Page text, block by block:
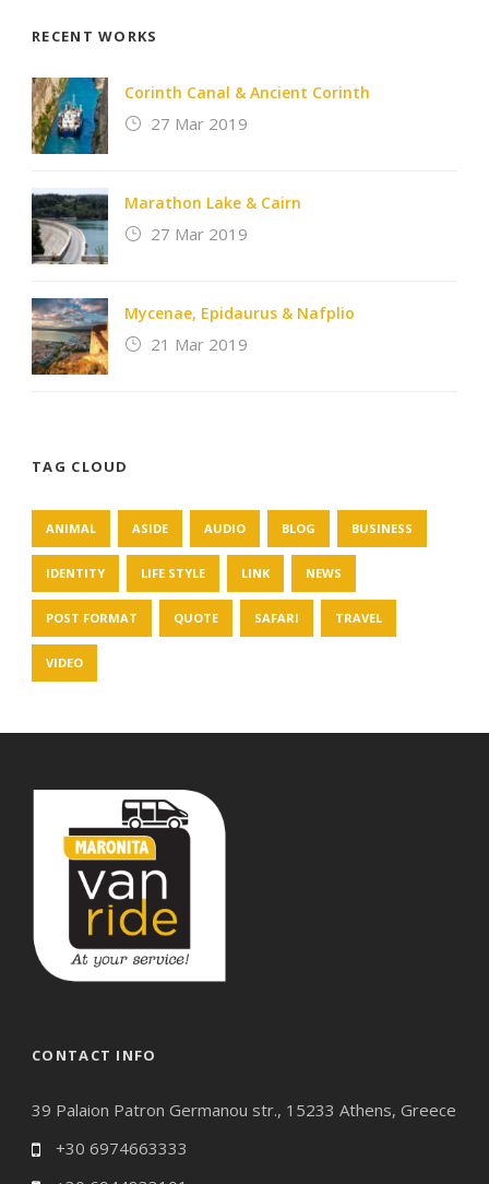
RECENT WORKS
Corinth Canal & Ancient Corinth
27 Mar 2019
Marathon Lake & Cairn
27 Mar 2019
Mycenae, Epidaurus & Nafplio
21 Mar 2019
TAG CLOUD
ANIMAL ASIDE AUDIO BLOG BUSINESS
IDENTITY LIFE STYLE LINK NEWS
POST FORMAT QUOTE SAFARI TRAVEL
VIDEO
CONTACT INFO
39 Palaion Patron Germanou str., 15233 Athens, Greece
+30 6974663333